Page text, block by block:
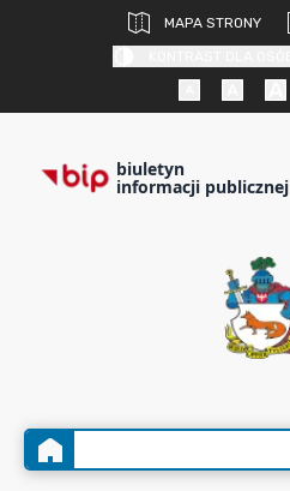
MAPA STRONY
biuletyn
informacji publicznej